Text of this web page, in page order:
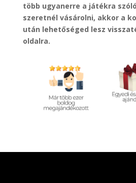
több ugyanerre a játékra
szeretnél vásárolni, akkor a
után lehetőséged lesz
oldalra.